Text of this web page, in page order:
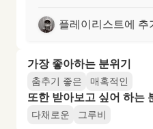
플레이리스트에 추
가장 좋아하는 분위기
춤추기 좋은 매혹적인
또한 받아보고 싶어 하는
다채로운 그루비